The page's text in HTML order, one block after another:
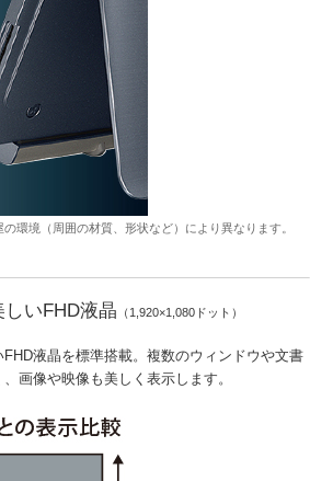
環境（周囲の材質、形状など）により異なります。
いFHD液晶 （1,920×1,080ドット）
液晶を標準搭載。複数のウィンドウや文書
画像や映像も美しく表示します。